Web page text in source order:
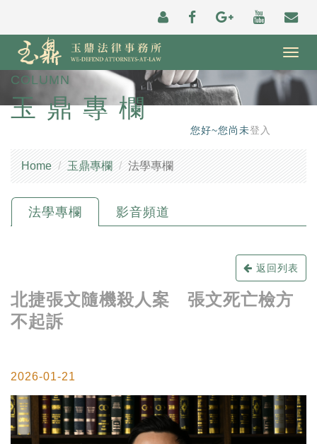
COLUMN
玉鼎專欄
您好~您尚未登入
Home 玉鼎專欄 法學專欄
法學專欄 影音頻道
返回列表
北捷張文隨機殺人案 張文死亡檢方
不起訴
2026-01-21